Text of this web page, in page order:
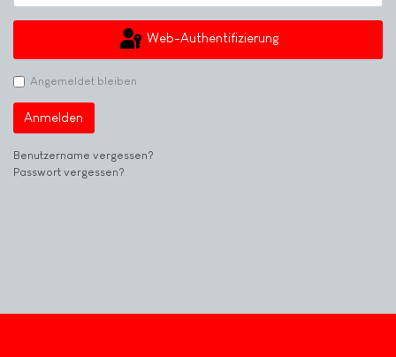
Web-Authentifizierung
Angemeldet bleiben
Anmelden
Benutzername vergessen?
Passwort vergessen?